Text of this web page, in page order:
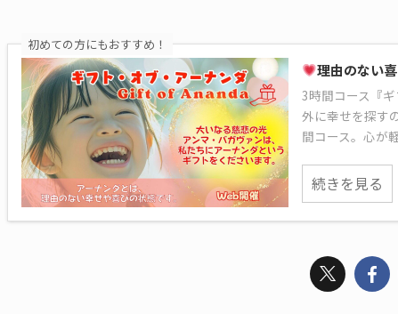
初めての方にもおすすめ！
理由のない
3時間コース『
外に幸せを探す
間コース。心が
続きを見る